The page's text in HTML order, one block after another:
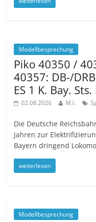
Modellbesprechung
Piko 40350 /
40357: DB-/
ES 1 K. Bay. Sts.
02.08.2026 M.I.
Die Deutsche
Jahren zur
Bayern dringend
weiterlesen
Modellbesprechung